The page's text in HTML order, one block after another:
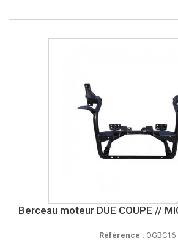
Berceau moteur DUE COUPE //
Référence : OGBC16